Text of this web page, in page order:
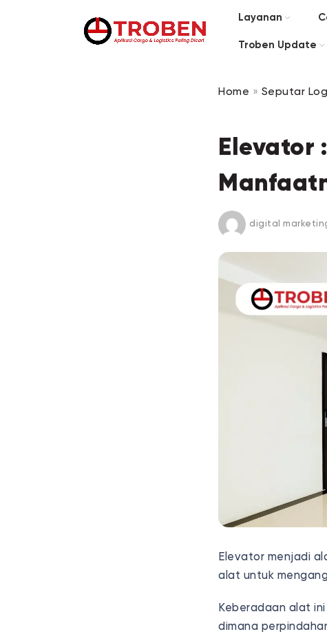
Layanan
Troben Update
Home » Seputar
Elevator
digital
Elevator menjadi
alat untuk
Keberadaan alat
dimana